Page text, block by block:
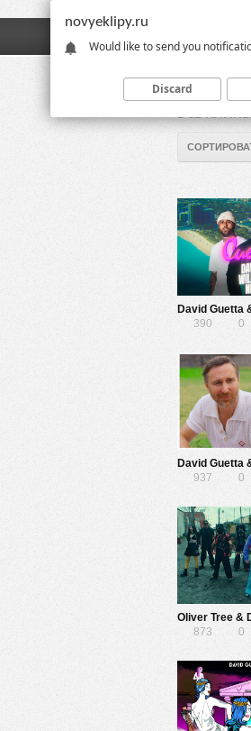
ВСЕ
390
0
937
0
873
0
novyeklipy.ru
Would like to send you
Discard